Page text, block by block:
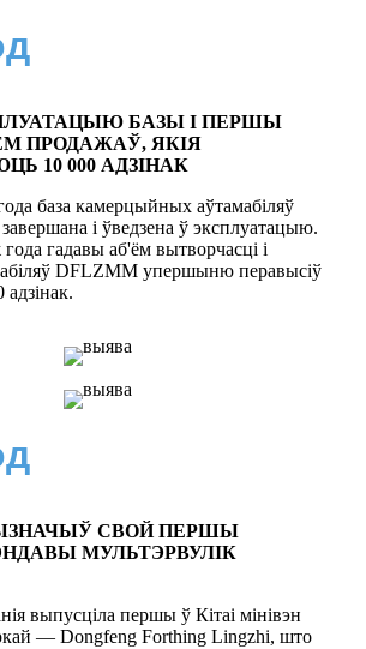
БАЗЫ І ПЕРШЫ
ПРОДАЖАЎ, ЯКІЯ
10 000 АДЗІНАК
база камерцыйных аўтамабіляў
і ўведзена ў эксплуатацыю.
гадавы аб'ём вытворчасці і
DFLZMM упершыню перавысіў
СВОЙ ПЕРШЫ
МУЛЬТЭРВУЛІК
выпусціла першы ў Кітаі мінівэн
— Dongfeng Forthing Lingzhi, што